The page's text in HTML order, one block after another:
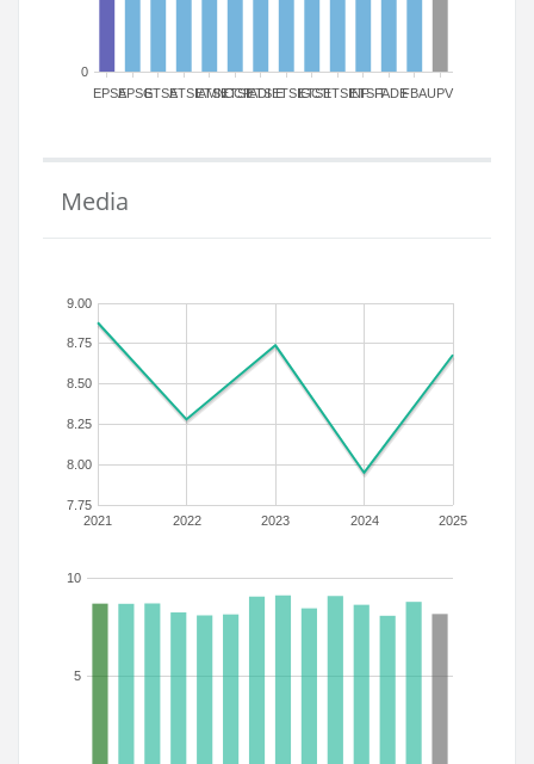
EPSAEPSGETSAETSIAMN
ETSICCP
ETSIADI
ETSIEETSIGCT
ETSIIETSINFETSITFADEFBAUPV
0
Media
2021 2022 2023 2024 2025
7.75
8.00
8.25
8.50
8.75
9.00
5
10